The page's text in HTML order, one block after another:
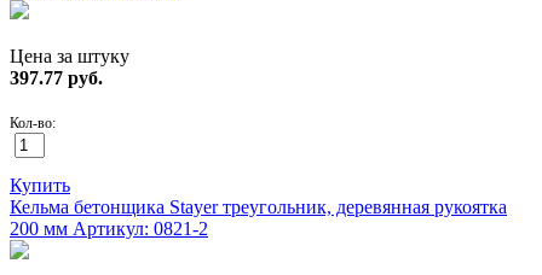
Цена за штуку
397.77 руб.
Кол-во:
Купить
Кельма бетонщика Stayer треугольник, деревянная рукоятка
200 мм Артикул: 0821-2